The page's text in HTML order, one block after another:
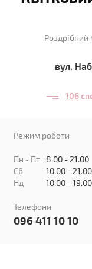
Роздрібний
вул.
106
Режим роботи
Пн - Пт
8.00 - 21.00
Сб
10.00 - 21.00
Нд
10.00 - 19.00
Телефони
096 411 10 10